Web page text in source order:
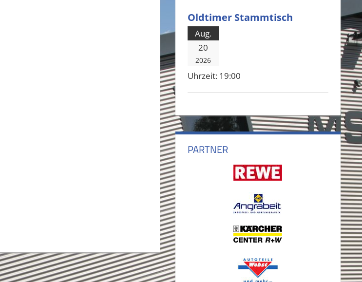
Oldtimer Stammtisch
Aug.
20
2026
Uhrzeit: 19:00
PARTNER